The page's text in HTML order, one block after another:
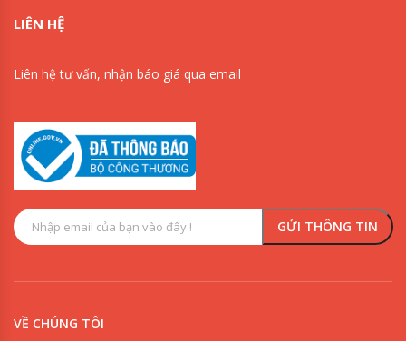
LIÊN HỆ
Liên hệ tư vấn, nhận báo giá qua email
VỀ CHÚNG TÔI